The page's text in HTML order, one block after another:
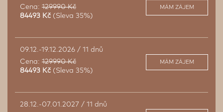
Cena: 129990 Kč
84493 Kč (Sleva 35%)
MÁM ZÁJEM
09.12.-19.12.2026 / 11 dnů
Cena: 129990 Kč
84493 Kč (Sleva 35%)
MÁM ZÁJEM
28.12.-07.01.2027 / 11 dnů